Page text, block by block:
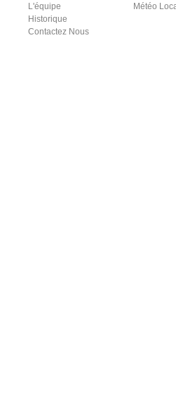
L'équipe
Historique
Contactez Nous
Météo